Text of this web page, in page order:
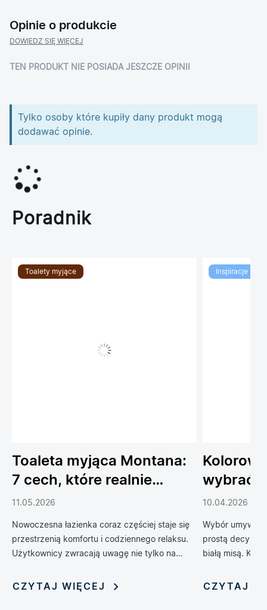
Opinie o produkcie
DOWIEDZ SIĘ WIĘCEJ
TEN PRODUKT NIE POSIADA JESZCZE OPINII
Tylko osoby które kupiły dany produkt mogą
dodawać opinie.
Poradnik
Toalety myjące
Toaleta myjąca Montana:
7 cech, które realnie
podnoszą komfort
codziennego życia
11.05.2026
Nowoczesna łazienka coraz częściej staje się
przestrzenią komfortu i codziennego relaksu.
Użytkownicy zwracają uwagę nie tylko na
poprawiają wygodę, higienę i funkcjonalność
CZYTAJ WIĘCEJ
Inspiracje
wybrać
do
10.04.2026
Wybór
prostą decyzją
białą misą.
oferując
CZYTAJ